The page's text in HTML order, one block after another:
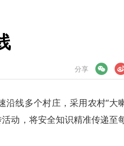
分享
微博
线多个村庄，采用农村“大
动，将安全知识精准传递至